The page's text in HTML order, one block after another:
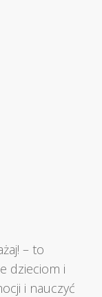
– to
dzieciom i
i nauczyć